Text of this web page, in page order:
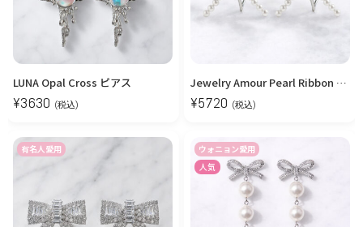
LUNA Opal Cross ピアス
¥3630 (税込)
有名人愛用
Jewelry Amour Pearl Ribbon フープピアス
¥5720 (税込)
ウォニョン愛用
人気